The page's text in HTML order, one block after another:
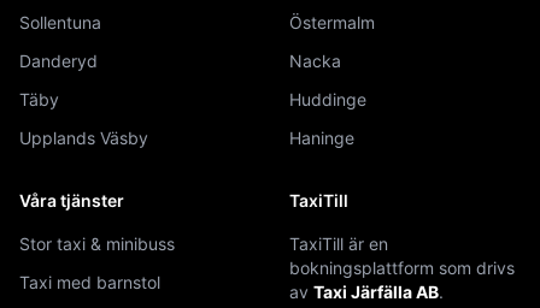
Sollentuna
Danderyd
Täby
Upplands Väsby
Östermalm
Nacka
Huddinge
Haninge
Våra tjänster
Stor taxi & minibuss
Taxi med barnstol
TaxiTill
TaxiTill är en
bokningsplattform som drivs
av Taxi Järfälla AB.